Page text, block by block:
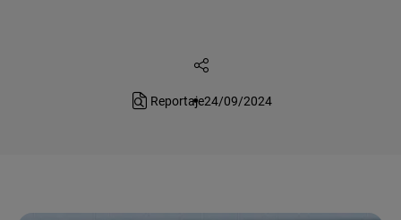
Reportaje24/09/2024